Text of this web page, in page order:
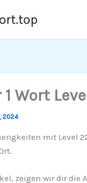
Wort
2024
mit Level
zeigen wir dir die